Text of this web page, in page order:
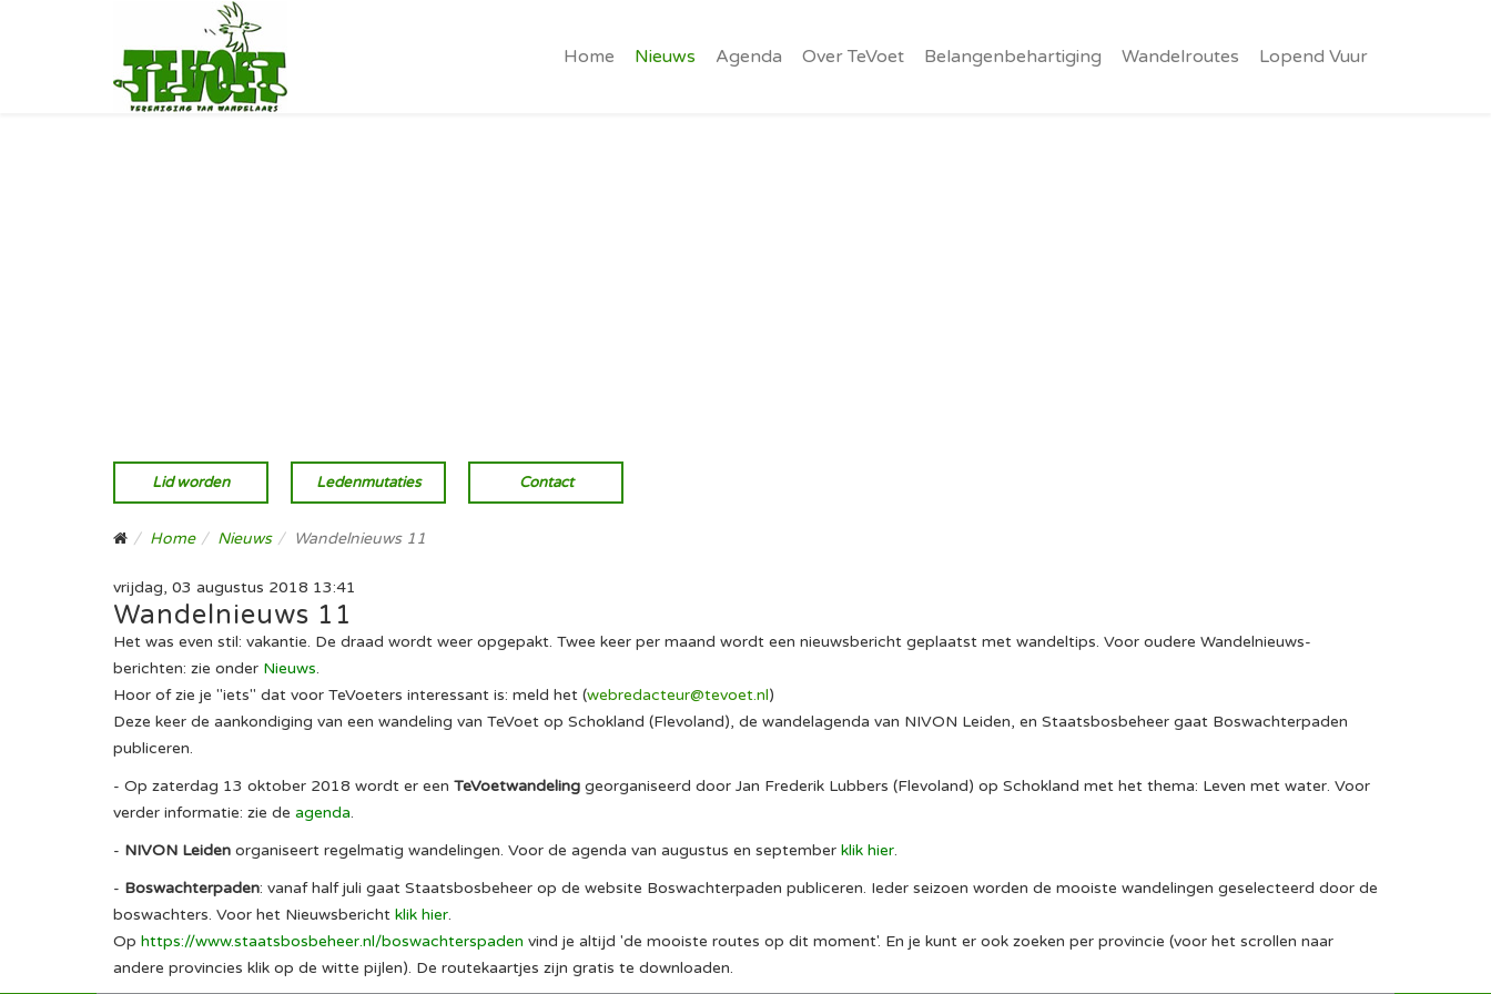
Home Nieuws Agenda Over TeVoet Belangenbehartiging Wandelroutes Lopend Vuur
Lid worden Ledenmutaties Contact
Home Nieuws Wandelnieuws 11
vrijdag, 03 augustus 2018 13:41
Wandelnieuws 11
Het was even stil: vakantie. De draad wordt weer opgepakt. Twee keer per maand wordt een nieuwsbericht geplaatst met wandeltips. Voor oudere Wandelnieuws-
berichten: zie onder Nieuws.
Hoor of zie je "iets" dat voor TeVoeters interessant is: meld het (webredacteur@tevoet.nl)
Deze keer de aankondiging van een wandeling van TeVoet op Schokland (Flevoland), de wandelagenda van NIVON Leiden, en Staatsbosbeheer gaat Boswachterpaden
publiceren.
- Op zaterdag 13 oktober 2018 wordt er een TeVoetwandeling georganiseerd door Jan Frederik Lubbers (Flevoland) op Schokland met het thema: Leven met water. Voor
verder informatie: zie de agenda.
- NIVON Leiden organiseert regelmatig wandelingen. Voor de agenda van augustus en september klik hier.
- Boswachterpaden: vanaf half juli gaat Staatsbosbeheer op de website Boswachterpaden publiceren. Ieder seizoen worden de mooiste wandelingen geselecteerd door de
boswachters. Voor het Nieuwsbericht klik hier.
Op https://www.staatsbosbeheer.nl/boswachterspaden vind je altijd 'de mooiste routes op dit moment'. En je kunt er ook zoeken per provincie (voor het scrollen naar
andere provincies klik op de witte pijlen). De routekaartjes zijn gratis te downloaden.